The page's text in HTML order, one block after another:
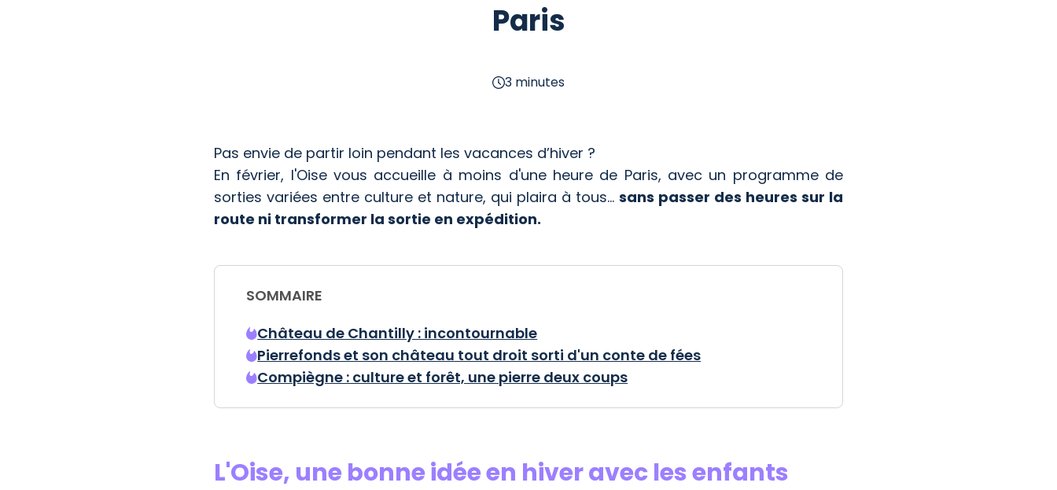
Paris
3 minutes
Pas envie de partir loin pendant les vacances d’hiver ?
En février, l'Oise vous accueille à moins d'une heure de Paris, avec un programme de
sorties variées entre culture et nature, qui plaira à tous... sans passer des heures sur la
route ni transformer la sortie en expédition.
SOMMAIRE
Château de Chantilly : incontournable
Pierrefonds et son château tout droit sorti d'un conte de fées
Compiègne : culture et forêt, une pierre deux coups
L'Oise, une bonne idée en hiver avec les enfants